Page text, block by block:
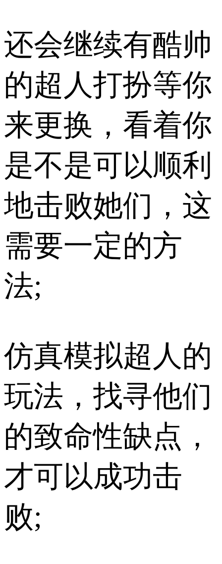
还会继续有酷帅
的超人打扮等你
来更换，看着你
是不是可以顺利
地击败她们，这
需要一定的方
法;
仿真模拟超人的
玩法，找寻他们
的致命性缺点，
才可以成功击
败;